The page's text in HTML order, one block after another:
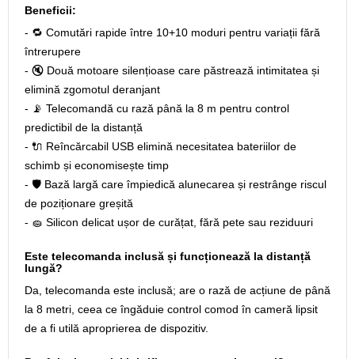
Beneficii:
- 🔁 Comutări rapide între 10+10 moduri pentru variații fără
întrerupere
- 🔇 Două motoare silențioase care păstrează intimitatea și
elimină zgomotul deranjant
- 📡 Telecomandă cu rază până la 8 m pentru control
predictibil de la distanță
- 🔌 Reîncărcabil USB elimină necesitatea bateriilor de
schimb și economisește timp
- 🛡️ Bază largă care împiedică alunecarea și restrânge riscul
de poziționare greșită
- 🧽 Silicon delicat ușor de curățat, fără pete sau reziduuri
Este telecomanda inclusă și funcționează la distanță
lungă?
Da, telecomanda este inclusă; are o rază de acțiune de până
la 8 metri, ceea ce îngăduie control comod în cameră lipsit
de a fi utilă aproprierea de dispozitiv.